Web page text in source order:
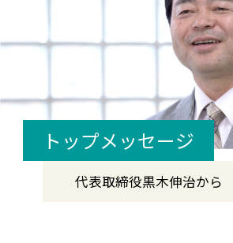
トップメッセージ
代表取締役黒木伸治から